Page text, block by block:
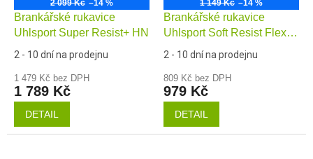
2 099 Kč –14 %
Brankářské rukavice
Uhlsport Super Resist+ HN
2 - 10 dní na prodejnu
1 479 Kč bez DPH
1 789 Kč
DETAIL
1 149 Kč –14 %
Brankářské rukavice
Uhlsport Soft Resist Flex
Frame
2 - 10 dní na prodejnu
809 Kč bez DPH
979 Kč
DETAIL